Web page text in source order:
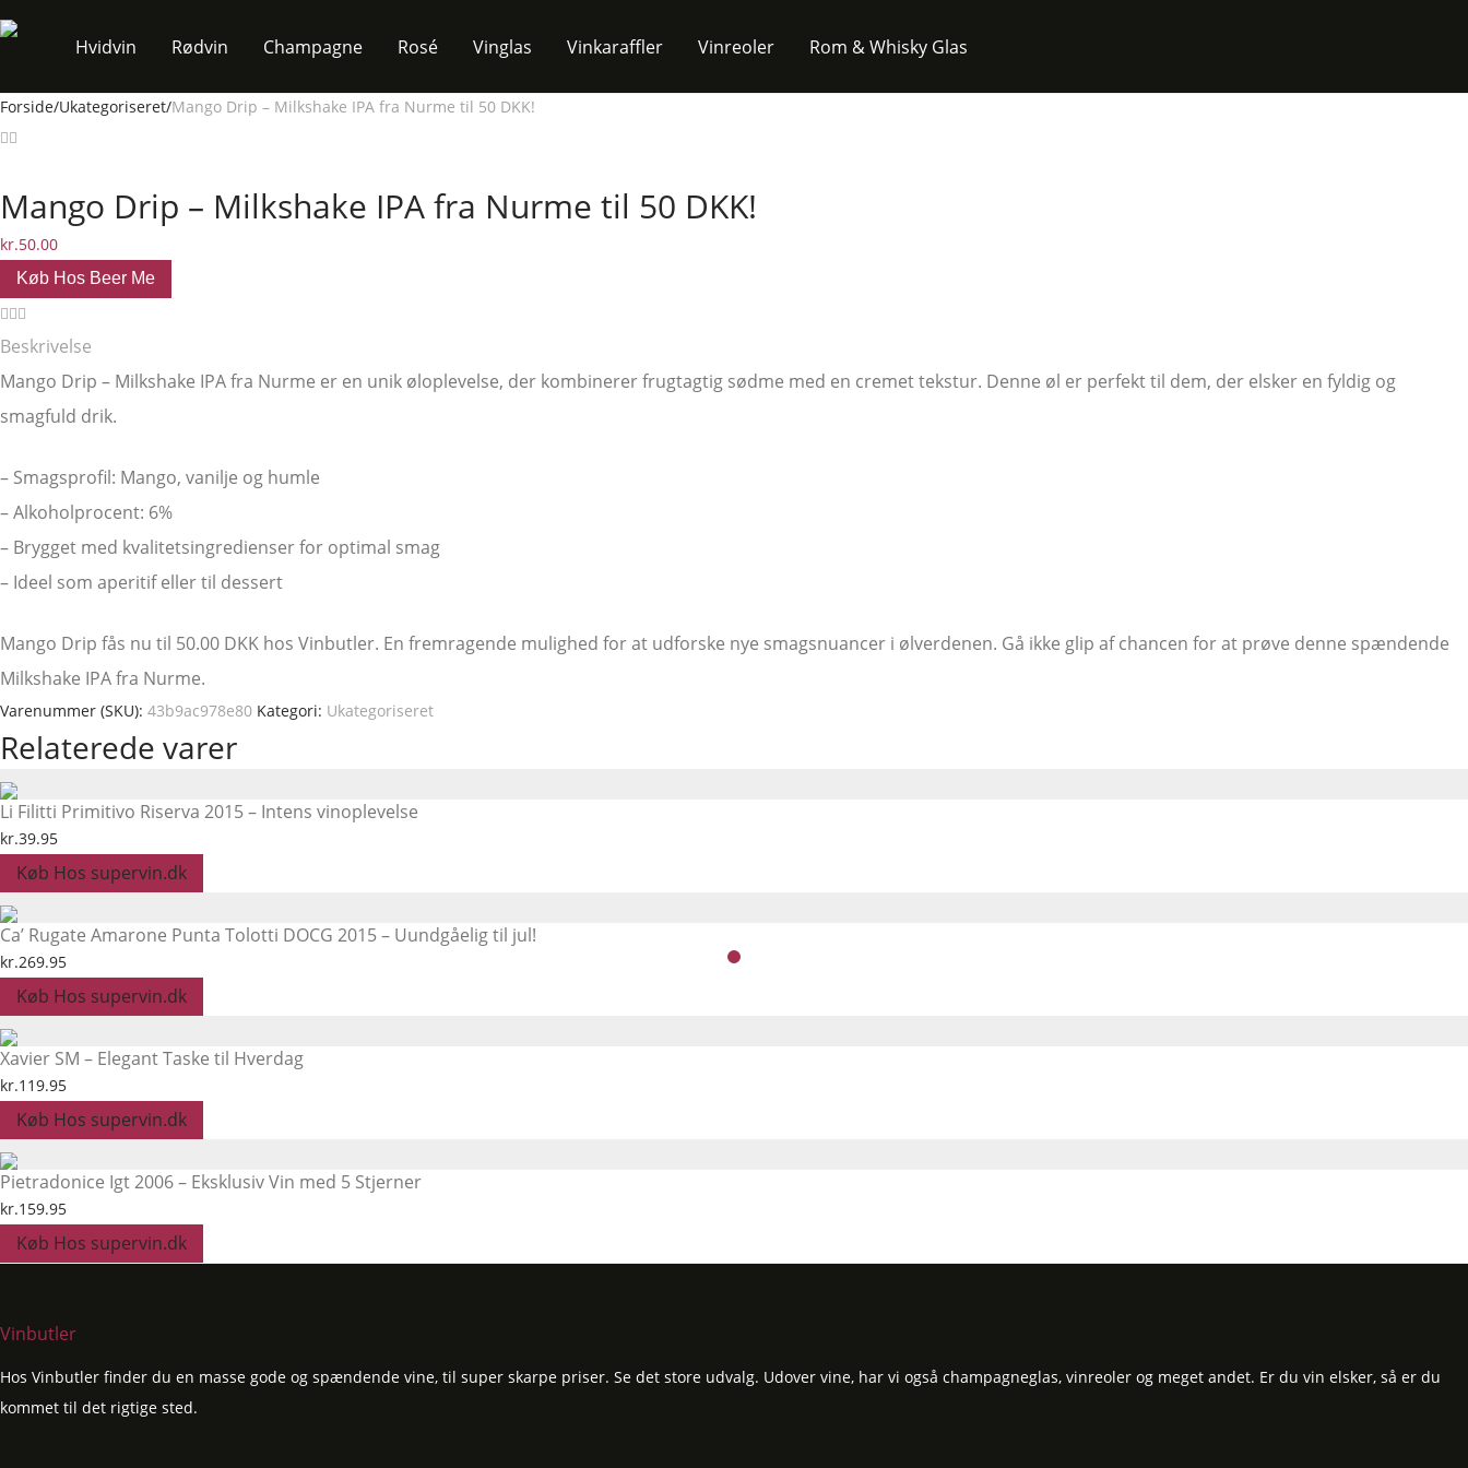
Hvidvin Rødvin Champagne Rosé Vinglas Vinkaraffler Vinreoler Rom & Whisky Glas
Forside/Ukategoriseret/Mango Drip – Milkshake IPA fra Nurme til 50 DKK!
Mango Drip – Milkshake IPA fra Nurme til 50 DKK!
kr.50.00
Køb Hos Beer Me
Beskrivelse
Mango Drip – Milkshake IPA fra Nurme er en unik øloplevelse, der kombinerer frugtagtig sødme med en cremet tekstur. Denne øl er perfekt til dem, der elsker en fyldig og
smagfuld drik.
– Smagsprofil: Mango, vanilje og humle
– Alkoholprocent: 6%
– Brygget med kvalitetsingredienser for optimal smag
– Ideel som aperitif eller til dessert
Mango Drip fås nu til 50.00 DKK hos Vinbutler. En fremragende mulighed for at udforske nye smagsnuancer i ølverdenen. Gå ikke glip af chancen for at prøve denne spændende
Milkshake IPA fra Nurme.
Varenummer (SKU): 43b9ac978e80 Kategori: Ukategoriseret
Relaterede varer
Li Filitti Primitivo Riserva 2015 – Intens vinoplevelse
kr.39.95
Køb Hos supervin.dk
Ca’ Rugate Amarone Punta Tolotti DOCG 2015 – Uundgåelig til jul!
kr.269.95
Køb Hos supervin.dk
Xavier SM – Elegant Taske til Hverdag
kr.119.95
Køb Hos supervin.dk
Pietradonice Igt 2006 – Eksklusiv Vin med 5 Stjerner
kr.159.95
Køb Hos supervin.dk
Vinbutler
Hos Vinbutler finder du en masse gode og spændende vine, til super skarpe priser. Se det store udvalg. Udover vine, har vi også champagneglas, vinreoler og meget andet. Er du vin elsker, så er du
kommet til det rigtige sted.